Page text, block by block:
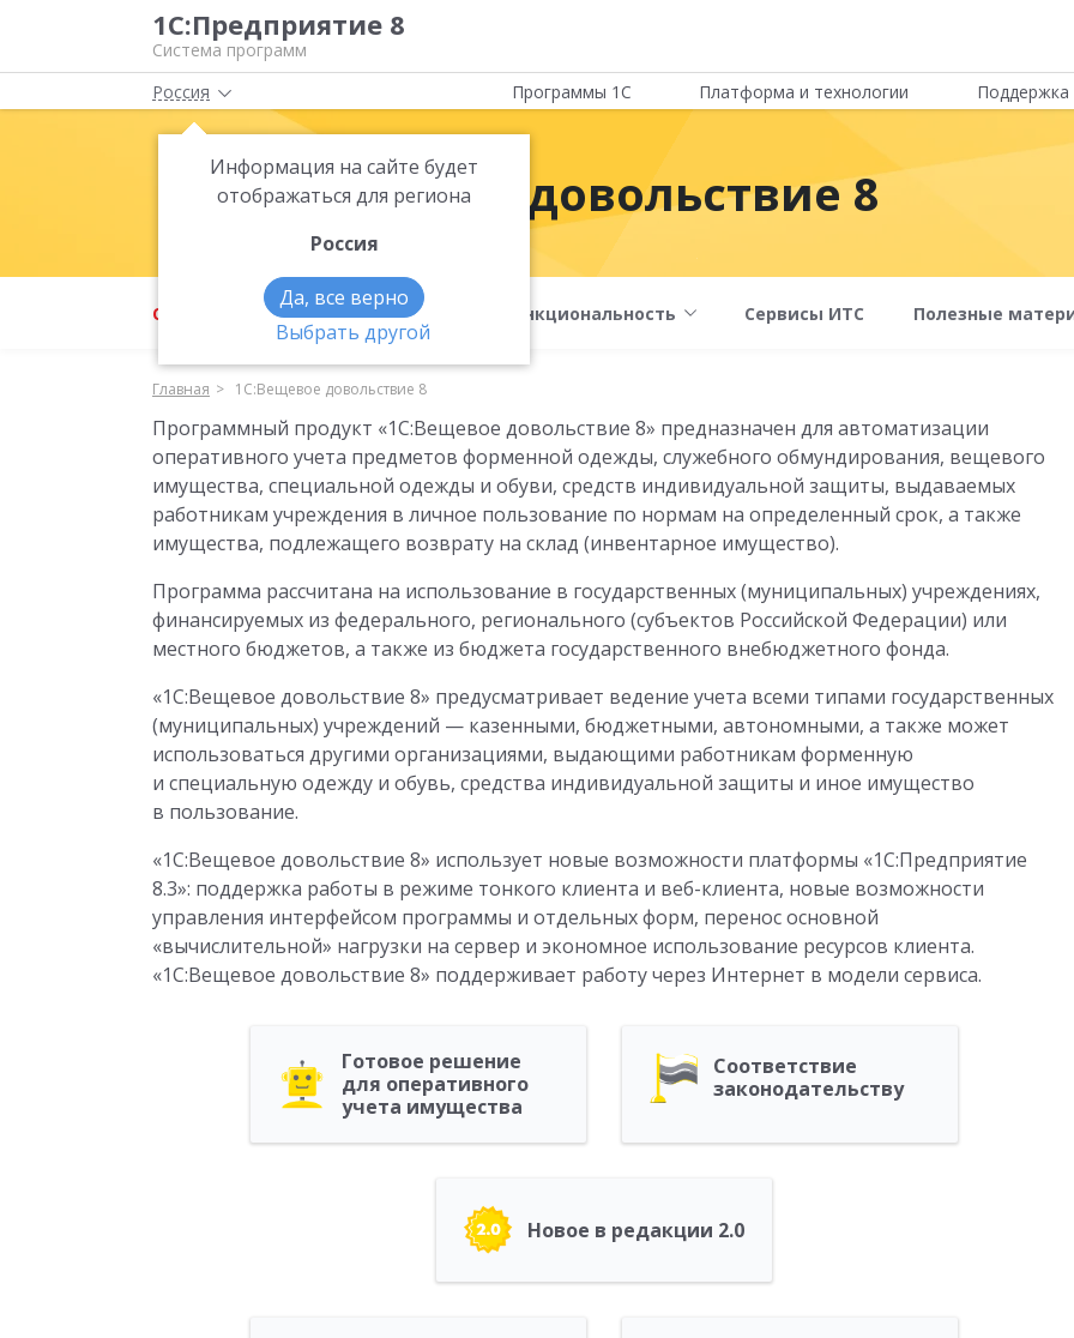
1С:Предприятие 8
Система программ
Россия
Информация на сайте будет
отображаться для региона
Россия
Да, все верно
Выбрать другой
Программы 1С Платформа и технологии Поддержка
1С:Вещевое довольствие 8
О продукте Возможности Функциональность Сервисы ИТС Полезные
Главная 1С:Вещевое довольствие 8
Программный продукт «1С:Вещевое довольствие 8» предназначен для автоматизации
оперативного учета предметов форменной одежды, служебного обмундирования, вещевого
имущества, специальной одежды и обуви, средств индивидуальной защиты, выдаваемых
работникам учреждения в личное пользование по нормам на определенный срок, а также
имущества, подлежащего возврату на склад (инвентарное имущество).
Программа рассчитана на использование в государственных (муниципальных) учреждениях,
финансируемых из федерального, регионального (субъектов Российской Федерации) или
местного бюджетов, а также из бюджета государственного внебюджетного фонда.
«1С:Вещевое довольствие 8» предусматривает ведение учета всеми типами государственных
(муниципальных) учреждений — казенными, бюджетными, автономными, а также может
использоваться другими организациями, выдающими работникам форменную
и специальную одежду и обувь, средства индивидуальной защиты и иное имущество
в пользование.
«1С:Вещевое довольствие 8» использует новые возможности платформы «1С:Предприятие
8.3»: поддержка работы в режиме тонкого клиента и веб-клиента, новые возможности
управления интерфейсом программы и отдельных форм, перенос основной
«вычислительной» нагрузки на сервер и экономное использование ресурсов клиента.
«1С:Вещевое довольствие 8» поддерживает работу через Интернет в модели сервиса.
Готовое решение
для оперативного
учета имущества
Соответствие
законодательству
Новое в редакции 2.0